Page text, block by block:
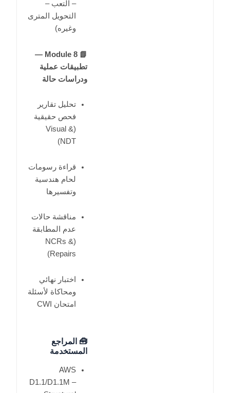
– التعب –
التحويل المترى
وغيره)
📗 Module 8 —
تطبيقات عملية
ودراسات حالة
تحليل تقارير
فحص حقيقية
(Visual &
NDT)
قراءة رسومات
لحام هندسية
وتفسيرها
مناقشة حالات
عدم المطابقة
(NCRs &
Repairs)
اختبار نهائي
ومحاكاة لأسئلة
امتحان CWI
🧰 المراجع
المستخدمة
AWS
D1.1/D1.1M –